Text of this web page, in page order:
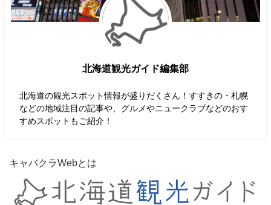
北海道観光ガイド編集部
北海道の観光スポット情報が盛りだくさん！すすきの・札幌
などの地域注目の記事や、グルメやニュークラブなどのおす
すめスポットもご紹介！
キャバクラWebとは